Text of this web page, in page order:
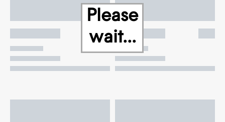
Please
wait...